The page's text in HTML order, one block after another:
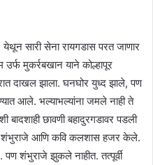
सारी सेना रायगडास परत जाणार
मुकर्रबखान याने कोल्हापूर
दाखल झाला. घनघोर युध्द झाले, पण
आले. भल्याभल्यांना जमले नाही ते
छावणी बहादुरगडावर पडली
शंभुराजे आणि कवि कलशास हजर केले.
पण शंभुराजे झुकले नाहीत. तत्पूर्वी